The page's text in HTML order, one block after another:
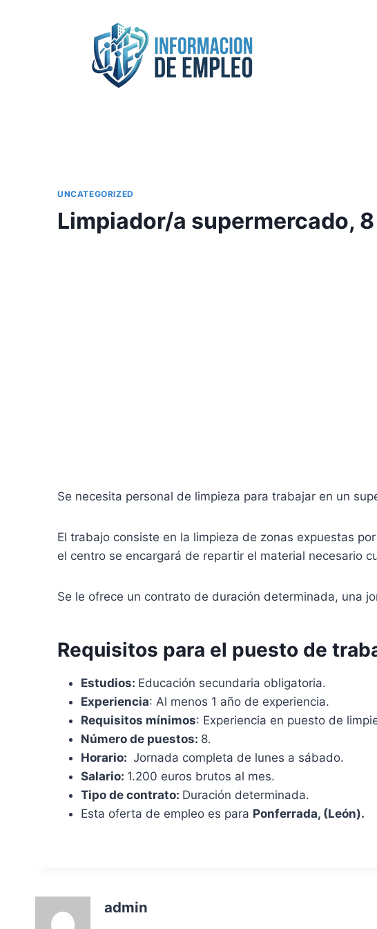
UNCATEGORIZED
Limpiador/a supermercado,
Se necesita personal de limpieza para trabajar en un
El trabajo consiste en la limpieza de zonas expuestas
el centro se encargará de repartir el material necesario
Se le ofrece un contrato de duración determinada, una
Requisitos para el puesto de
Estudios: Educación secundaria obligatoria.
Experiencia: Al menos 1 año de experiencia.
Requisitos mínimos: Experiencia en puesto de
Número de puestos: 8.
Horario: Jornada completa de lunes a sábado.
Salario: 1.200 euros brutos al mes.
Tipo de contrato: Duración determinada.
Esta oferta de empleo es para Ponferrada, (León).
admin